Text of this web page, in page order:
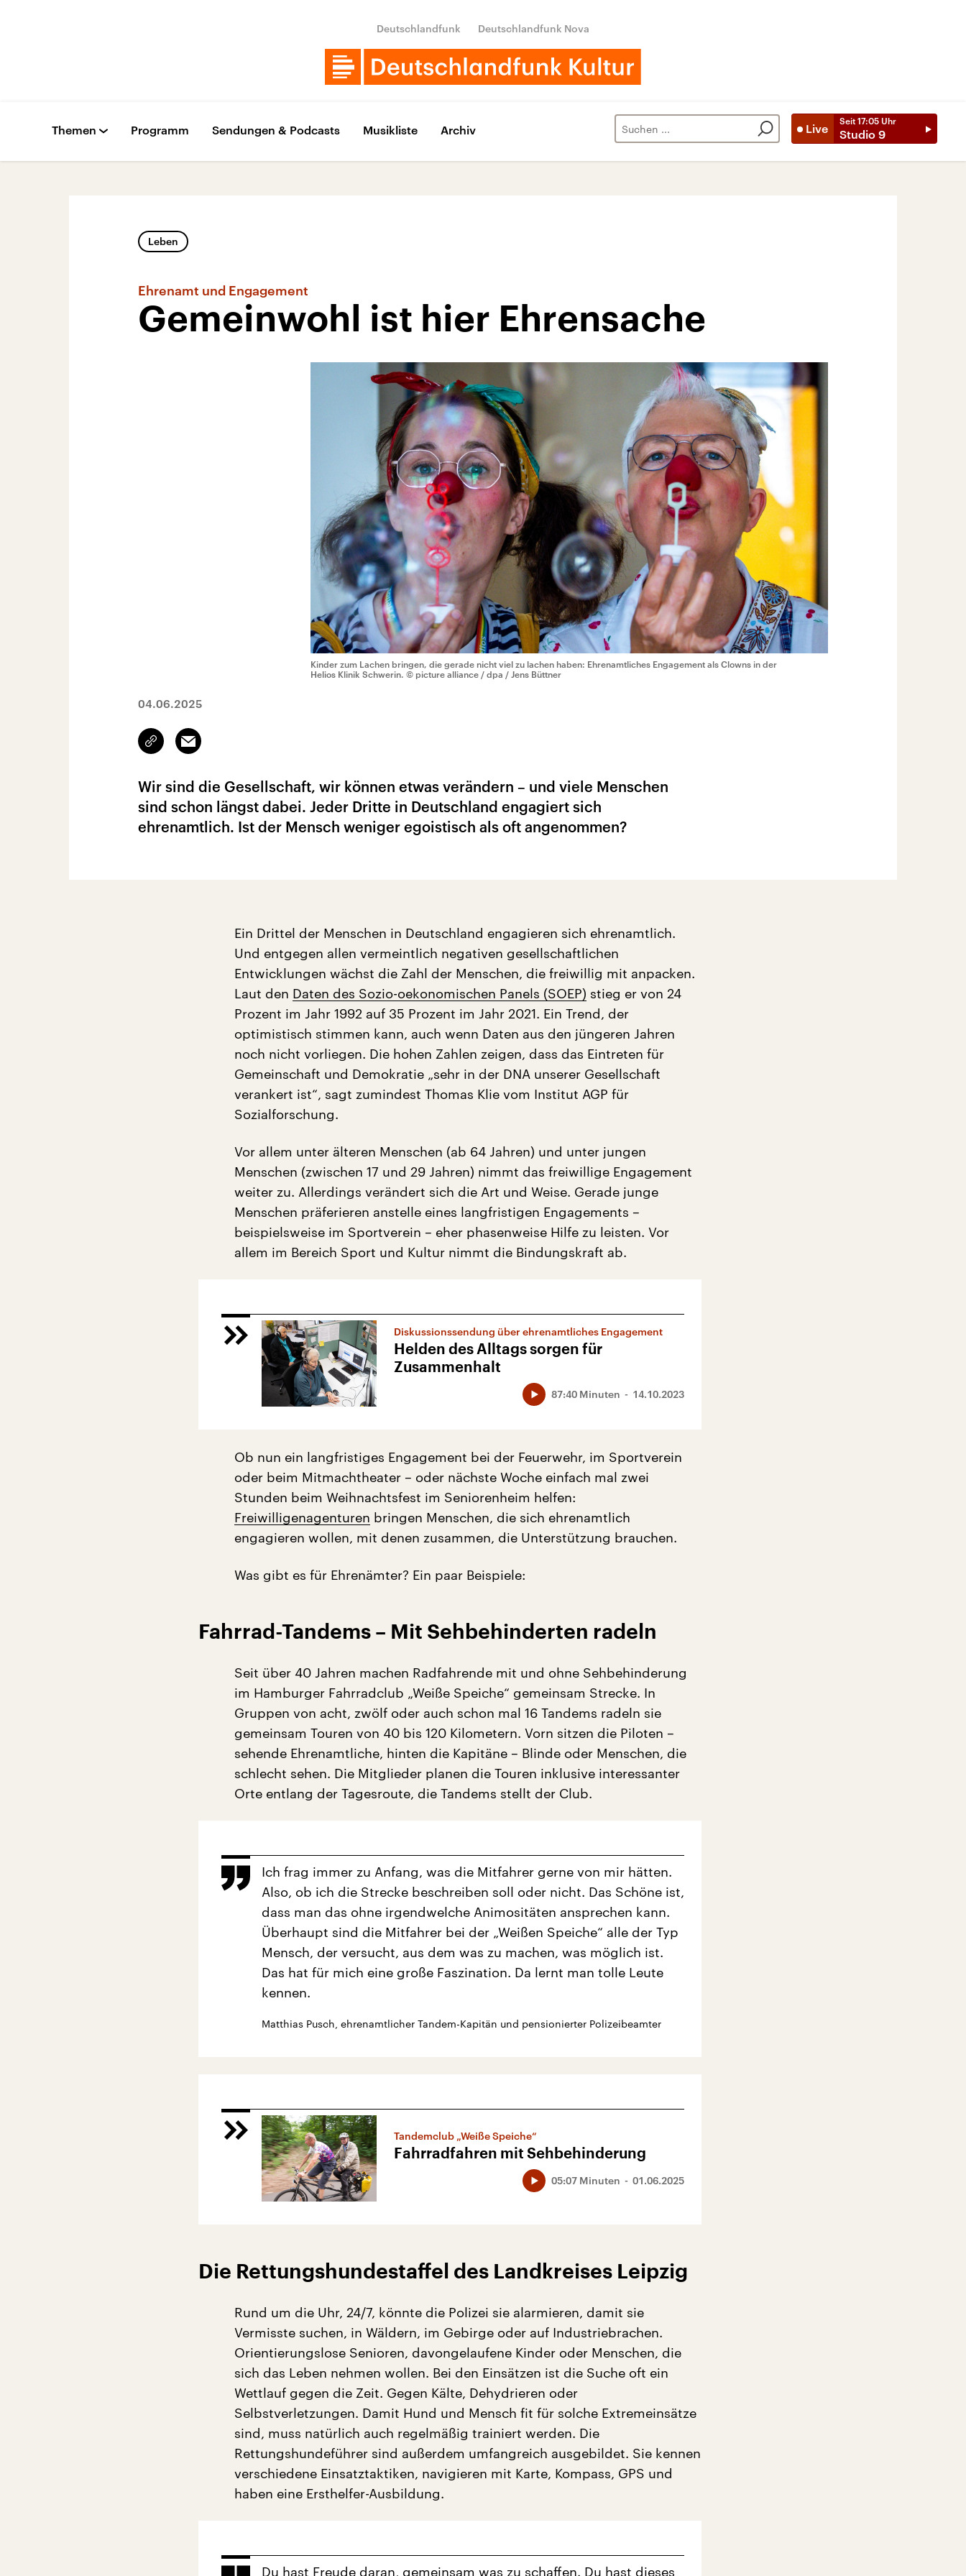
Deutschlandfunk Deutschlandfunk Nova
Live
Seit 17:05 Uhr
Studio 9
Themen Programm Sendungen & Podcasts Musikliste Archiv
Leben
Ehrenamt und Engagement
Gemeinwohl ist hier Ehrensache
Kinder zum Lachen bringen, die gerade nicht viel zu lachen haben: Ehrenamtliches Engagement als Clowns in der
Helios Klinik Schwerin. © picture alliance / dpa / Jens Büttner
04.06.2025
Link
kopieren/teilen
Email
Wir sind die Gesellschaft, wir können etwas verändern – und viele Menschen
sind schon längst dabei. Jeder Dritte in Deutschland engagiert sich
ehrenamtlich. Ist der Mensch weniger egoistisch als oft angenommen?
Ein Drittel der Menschen in Deutschland engagieren sich ehrenamtlich.
Und entgegen allen vermeintlich negativen gesellschaftlichen
Entwicklungen wächst die Zahl der Menschen, die freiwillig mit anpacken.
Laut den Daten des Sozio-oekonomischen Panels (SOEP) stieg er von 24
Prozent im Jahr 1992 auf 35 Prozent im Jahr 2021. Ein Trend, der
optimistisch stimmen kann, auch wenn Daten aus den jüngeren Jahren
noch nicht vorliegen. Die hohen Zahlen zeigen, dass das Eintreten für
Gemeinschaft und Demokratie „sehr in der DNA unserer Gesellschaft
verankert ist“, sagt zumindest Thomas Klie vom Institut AGP für
Sozialforschung.
Vor allem unter älteren Menschen (ab 64 Jahren) und unter jungen
Menschen (zwischen 17 und 29 Jahren) nimmt das freiwillige Engagement
weiter zu. Allerdings verändert sich die Art und Weise. Gerade junge
Menschen präferieren anstelle eines langfristigen Engagements –
beispielsweise im Sportverein – eher phasenweise Hilfe zu leisten. Vor
allem im Bereich Sport und Kultur nimmt die Bindungskraft ab.
Diskussionssendung über ehrenamtliches Engagement
Helden des Alltags sorgen für
Zusammenhalt
14.10.2023
87:40 Minuten
Ob nun ein langfristiges Engagement bei der Feuerwehr, im Sportverein
oder beim Mitmachtheater – oder nächste Woche einfach mal zwei
Stunden beim Weihnachtsfest im Seniorenheim helfen:
Freiwilligenagenturen bringen Menschen, die sich ehrenamtlich
engagieren wollen, mit denen zusammen, die Unterstützung brauchen.
Was gibt es für Ehrenämter? Ein paar Beispiele:
Fahrrad-Tandems – Mit Sehbehinderten radeln
Seit über 40 Jahren machen Radfahrende mit und ohne Sehbehinderung
im Hamburger Fahrradclub „Weiße Speiche“ gemeinsam Strecke. In
Gruppen von acht, zwölf oder auch schon mal 16 Tandems radeln sie
gemeinsam Touren von 40 bis 120 Kilometern. Vorn sitzen die Piloten –
sehende Ehrenamtliche, hinten die Kapitäne – Blinde oder Menschen, die
schlecht sehen. Die Mitglieder planen die Touren inklusive interessanter
Orte entlang der Tagesroute, die Tandems stellt der Club.
Ich frag immer zu Anfang, was die Mitfahrer gerne von mir hätten.
Also, ob ich die Strecke beschreiben soll oder nicht. Das Schöne ist,
dass man das ohne irgendwelche Animositäten ansprechen kann.
Überhaupt sind die Mitfahrer bei der „Weißen Speiche“ alle der Typ
Mensch, der versucht, aus dem was zu machen, was möglich ist.
Das hat für mich eine große Faszination. Da lernt man tolle Leute
kennen.
Matthias Pusch, ehrenamtlicher Tandem-Kapitän und pensionierter Polizeibeamter
Tandemclub „Weiße Speiche“
Fahrradfahren mit Sehbehinderung
01.06.2025
05:07 Minuten
Die Rettungshundestaffel des Landkreises Leipzig
Rund um die Uhr, 24/7, könnte die Polizei sie alarmieren, damit sie
Vermisste suchen, in Wäldern, im Gebirge oder auf Industriebrachen.
Orientierungslose Senioren, davongelaufene Kinder oder Menschen, die
sich das Leben nehmen wollen. Bei den Einsätzen ist die Suche oft ein
Wettlauf gegen die Zeit. Gegen Kälte, Dehydrieren oder
Selbstverletzungen. Damit Hund und Mensch fit für solche Extremeinsätze
sind, muss natürlich auch regelmäßig trainiert werden. Die
Rettungshundeführer sind außerdem umfangreich ausgebildet. Sie kennen
verschiedene Einsatztaktiken, navigieren mit Karte, Kompass, GPS und
haben eine Ersthelfer-Ausbildung.
Du hast Freude daran, gemeinsam was zu schaffen. Du hast dieses